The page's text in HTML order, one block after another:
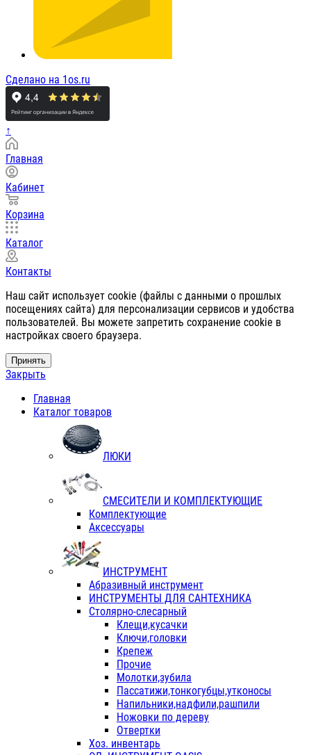
Сделано на 1os.ru
↑
Главная
Кабинет
Корзина
Каталог
Контакты
Наш сайт использует cookie (файлы с данными о прошлых
посещениях сайта) для персонализации сервисов и удобства
пользователей. Вы можете запретить сохранение cookie в
настройках своего браузера.
Принять
Закрыть
Главная
Каталог товаров
ЛЮКИ
СМЕСИТЕЛИ И КОМПЛЕКТУЮЩИЕ
Комплектующие
Аксессуары
ИНСТРУМЕНТ
Абразивный инструмент
ИНСТРУМЕНТЫ ДЛЯ САНТЕХНИКА
Столярно-слесарный
Клещи,кусачки
Ключи,головки
Крепеж
Прочие
Молотки,зубила
Пассатижи,тонкогубцы,утконосы
Напильники,надфили,рашпили
Ножовки по дереву
Отвертки
Хоз. инвентарь